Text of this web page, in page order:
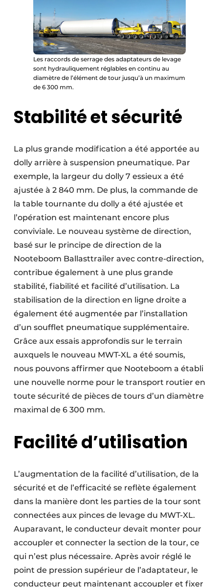
Les raccords de serrage des adaptateurs de levage
sont hydrauliquement réglables en continu au
diamètre de l’élément de tour jusqu’à un maximum
de 6 300 mm.
Stabilité et sécurité
La plus grande modification a été apportée au
dolly arrière à suspension pneumatique. Par
exemple, la largeur du dolly 7 essieux a été
ajustée à 2 840 mm. De plus, la commande de
la table tournante du dolly a été ajustée et
l’opération est maintenant encore plus
conviviale. Le nouveau système de direction,
basé sur le principe de direction de la
Nooteboom Ballasttrailer avec contre-direction,
contribue également à une plus grande
stabilité, fiabilité et facilité d’utilisation. La
stabilisation de la direction en ligne droite a
également été augmentée par l’installation
d’un soufflet pneumatique supplémentaire.
Grâce aux essais approfondis sur le terrain
auxquels le nouveau MWT-XL a été soumis,
nous pouvons affirmer que Nooteboom a établi
une nouvelle norme pour le transport routier en
toute sécurité de pièces de tours d’un diamètre
maximal de 6 300 mm.
Facilité d’utilisation
L’augmentation de la facilité d’utilisation, de la
sécurité et de l’efficacité se reflète également
dans la manière dont les parties de la tour sont
connectées aux pinces de levage du MWT-XL.
Auparavant, le conducteur devait monter pour
accoupler et connecter la section de la tour, ce
qui n’est plus nécessaire. Après avoir réglé le
point de pression supérieur de l’adaptateur, le
conducteur peut maintenant accoupler et fixer